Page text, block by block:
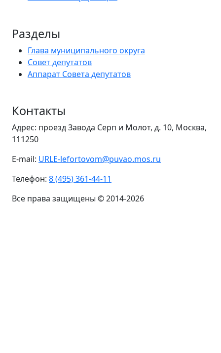
Разделы
Глава муниципального округа
Совет депутатов
Аппарат Совета депутатов
Контакты
Адрес: проезд Завода Серп и Молот, д. 10, Москва,
111250
E-mail: URLE-lefortovom@puvao.mos.ru
Телефон: 8 (495) 361-44-11
Все права защищены © 2014-2026